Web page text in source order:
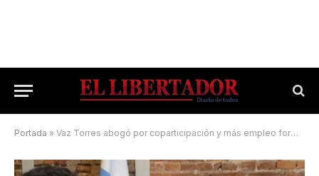
Portada » Vaz Torres abogó por coparticipación y más empleo formal para Corrientes